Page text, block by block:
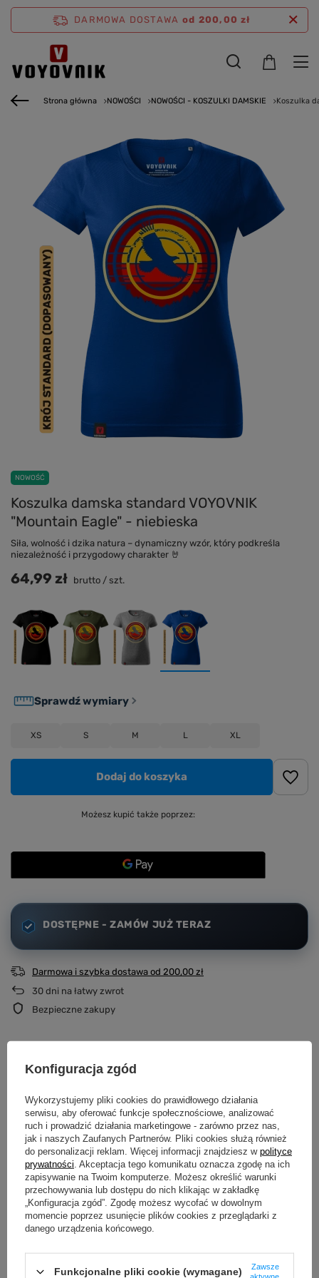
DARMOWA DOSTAWA od 200,00 zł
Strona główna NOWOŚCI NOWOŚCI - KOSZULKI DAMSKIE Koszulka
NOWOŚĆ
Koszulka damska standard VOYOVNIK
"Mountain Eagle" - niebieska
Siła, wolność i dzika natura – dynamiczny wzór, który podkreśla
niezależność i przygodowy charakter 🤘
XS S M L XL
Sprawdź wymiary
64,99 zł brutto / szt.
Dodaj do koszyka
Możesz kupić także poprzez:
DOSTĘPNE - ZAMÓW JUŻ TERAZ
Darmowa i szybka dostawa od 200,00 zł
30 dni na łatwy zwrot
Bezpieczne zakupy
Dotyczy zamówień złożonych i opłaconych w podanych godzinach
Wysyłka następnego dnia
CZWARTEK PO 12:00 - SOBOTA DO 12:00
Wysyłka w poniedziałek
SOBOTA PO 12:00 - NIEDZIELA
Wysyłka we wtorek
Produkujemy dopiero po złożeniu zamówienia.
Konfiguracja zgód
Wykorzystujemy pliki cookies do prawidłowego działania
serwisu, aby oferować funkcje społecznościowe, analizować
ruch i prowadzić działania marketingowe - zarówno przez nas,
jak i naszych Zaufanych Partnerów. Pliki cookies służą również
do personalizacji reklam. Więcej informacji znajdziesz w polityce
prywatności . Akceptacja tego komunikatu oznacza zgodę na ich
zapisywanie na Twoim komputerze. Możesz określić warunki
przechowywania lub dostępu do nich klikając w zakładkę
„Konfiguracja zgód”. Zgodę możesz wycofać w dowolnym
momencie poprzez usunięcie plików cookies z przeglądarki z
danego urządzenia końcowego.
Funkcjonalne pliki cookie (wymagane)
Zawsze